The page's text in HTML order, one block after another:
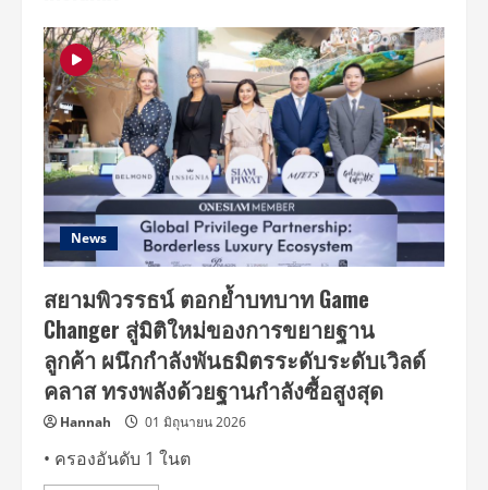
News
สยามพิวรรธน์ ตอกย้ำบทบาท Game
Changer สู่มิติใหม่ของการขยายฐาน
ลูกค้า ผนึกกำลังพันธมิตรระดับระดับเวิลด์
คลาส ทรงพลังด้วยฐานกำลังซื้อสูงสุด
Hannah 01 มิถุนายน 2026
• ครองอันดับ 1 ในต